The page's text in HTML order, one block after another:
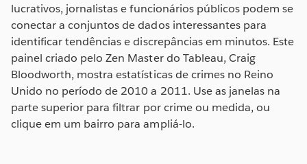
lucrativos, jornalistas e funcionários públicos podem se
conectar a conjuntos de dados interessantes para
identificar tendências e discrepâncias em minutos. Este
painel criado pelo Zen Master do Tableau, Craig
Bloodworth, mostra estatísticas de crimes no Reino
Unido no período de 2010 a 2011. Use as janelas na
parte superior para filtrar por crime ou medida, ou
clique em um bairro para ampliá-lo.